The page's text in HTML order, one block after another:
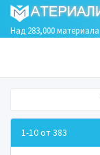
Над 283,000 материала
1-10 от 383